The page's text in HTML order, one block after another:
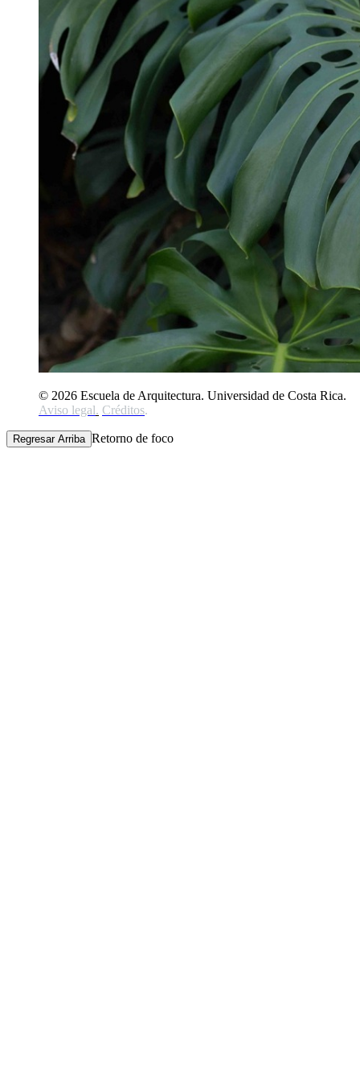
© 2026 Escuela de Arquitectura. Universidad de Costa Rica.
Aviso legal. Créditos.
Regresar Arriba Retorno de foco